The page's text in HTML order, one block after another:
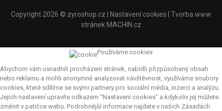
Copyright 2026 © zyroshop.cz Nastavení cookies | Tvorba www
stránek MACHIN.cz
Používáme cookies
Abychom vám usnadnili procházení stránek, nabídli přizpůsobený obsah
nebo reklamu a mohli anonymně analyzovat návštěvnost, využíváme soubory
cookies, které sdílíme se svými partnery pro sociální média, inzerci a analýzu.
Jejich nastavení upravíte odkazem "Nastavení cookies" a kdykoliv jej můžete
změnit v patičce webu. Podrobnější informace najdete v našich Zásadách